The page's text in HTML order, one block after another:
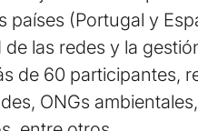
países (Portugal y
las redes y la
de 60 participantes,
ONGs